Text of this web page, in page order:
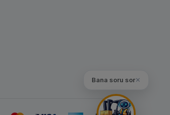
Bana soru sor✕